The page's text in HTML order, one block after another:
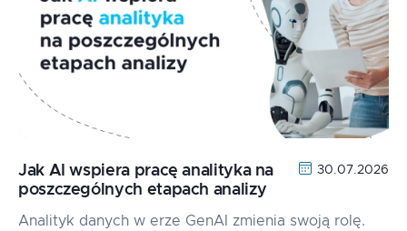
Jak AI wspiera pracę analityka na
poszczególnych etapach analizy
30.07.2026
Analityk danych w erze GenAI zmienia swoją rolę.